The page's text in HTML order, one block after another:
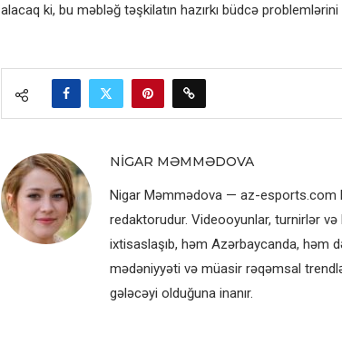
alacaq ki, bu məbləğ təşkilatın hazırkı büdcə
NIGAR MƏMMƏDOVA
Nigar Məmmədova — az-esports.com
redaktorudur. Videooyunlar, turnirlər
ixtisaslaşıb, həm Azərbaycanda, həm
mədəniyyəti və müasir rəqəmsal
gələcəyi olduğuna inanır.